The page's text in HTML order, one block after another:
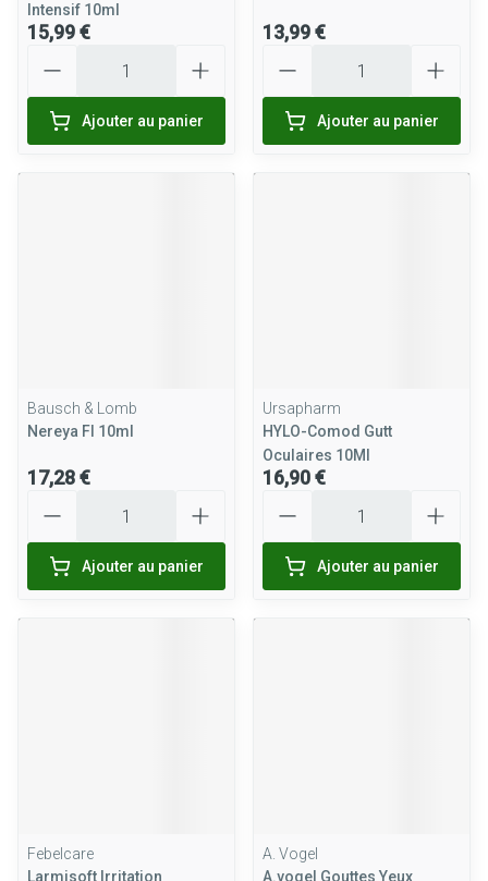
Intensif 10ml
15,99 €
Ajouter au panier
13,99 €
Ajouter au panier
Bausch & Lomb
Nereya Fl 10ml
17,28 €
Ajouter au panier
Ursapharm
HYLO-Comod Gutt
Oculaires 10Ml
16,90 €
Ajouter au panier
Febelcare
Larmisoft Irritation
A. Vogel
A.vogel Gouttes Yeux